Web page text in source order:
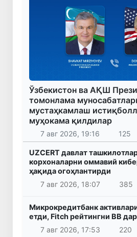
Ўзбекистон ва АҚШ
томонлама
мустаҳкамлаш
муҳокама қилдилар
7 авг 2026, 19:16 125
UZCERT давлат
корхоналарни оммавий
ҳақида огоҳлантирди
7 авг 2026, 18:07
385
Микрокредитбанк
етди, Fitch рейтингни BB
7 авг 2026, 17:53
220